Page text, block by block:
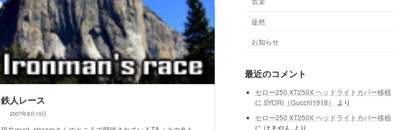
鉄人レース
2007年8月10日
徒然
お知らせ
最近のコメント
セロー250 XT250X ヘッドライトカバー移植
に SYORI（Gucchi1918）
より
セロー250 XT250X ヘッドライトカバー移植
に はまやん より